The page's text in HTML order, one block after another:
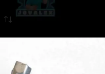
Ključ za svećice